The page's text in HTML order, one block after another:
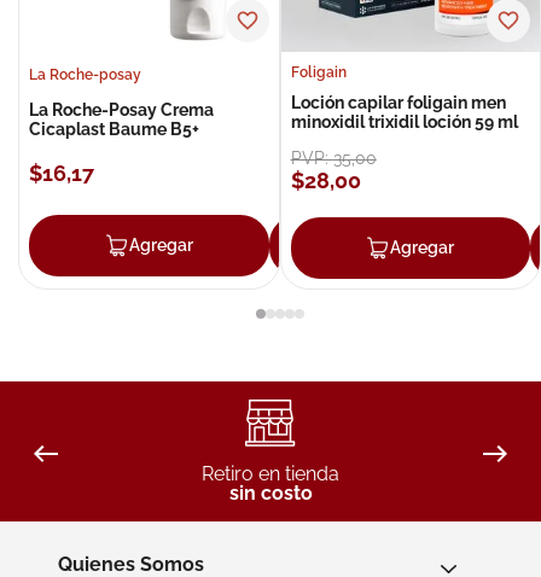
La Roche-posay
La Roche-Posay Crema
Cicaplast Baume B5+
$16,17
Agregar Agregar
Foligain
Loción capilar foligain men
minoxidil trixidil loción 59 ml
PVP:35,00
$28,00
Agregar
Retiro en tienda
sin costo
Quienes Somos